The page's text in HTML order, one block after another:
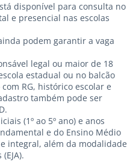
disponível para consulta no
e presencial nas escolas
podem garantir a vaga
legal ou maior de 18
estadual ou no balcão
RG, histórico escolar e
também pode ser
(1º ao 5º ano) e anos
e do Ensino Médio
integral, além da modalidade